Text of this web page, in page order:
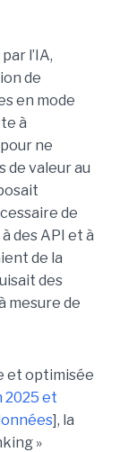
l’IA,
de
en mode
à
ne
de valeur au
de
des API et à
de la
des
mesure de
et optimisée
2025 et
], la
»